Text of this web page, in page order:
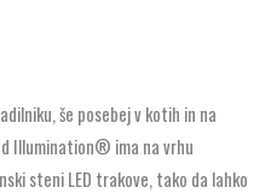
še posebej v kotih in na
Illumination® ima na vrhu
steni LED trakove, tako da lahko